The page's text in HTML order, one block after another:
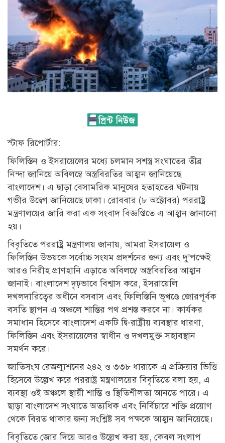
স্টাফ রিপোর্টার:
ফিলিস্তিন ও ইসরায়েলের মধ্যে চলমান সশস্ত্র সংঘাতের তীব্র
নিন্দা জানিয়ে অবিলম্বে অস্ত্রবিরতির আহ্বান জানিয়েছে
বাংলাদেশ। এ ছাড়া বেসামরিক মানুষের হতাহতের ঘটনায়
গভীর উদ্বেগ জানিয়েছে ঢাকা। রোববার (৮ অক্টোবর) পররাষ্ট্র
মন্ত্রণালয়ের জারি করা এক সংবাদ বিজ্ঞপ্তিতে এ আহ্বান জানানো
হয়।
বিবৃতিতে পররাষ্ট্র মন্ত্রণালয় জানায়, আমরা ইসরায়েল ও
ফিলিস্তিন উভয়কে সর্বোচ্চ সংযম প্রদর্শনের জন্য এবং দু’পক্ষেই
আরও নিরীহ প্রাণহানি এড়াতে অবিলম্বে অস্ত্রবিরতির আহ্বান
জানাই। বাংলাদেশ দৃঢ়ভাবে বিশ্বাস করে, ইসরায়েলি
দখলদারিত্বের অধীনে বসবাস এবং ফিলিস্তিনি ভূখণ্ডে জোরপূর্বক
বসতি স্থাপন এ অঞ্চলে শান্তির পথ প্রশস্ত করবে না। কার্যকর
সমাধান হিসেবে বাংলাদেশ একটি দ্বি-রাষ্ট্রীয় ব্যবস্থার ধারণা,
ফিলিস্তিন এবং ইসরায়েলের স্বাধীন ও দখলমুক্ত সহাবস্থান
সমর্থন করে।
জাতিসংঘ রেজল্যুশনের ২৪২ ও ৩৩৮ ধারাকে এ প্রক্রিয়ার ভিত্তি
হিসেবে উল্লেখ করে পররাষ্ট্র মন্ত্রণালয়ের বিবৃতিতে বলা হয়, এ
ব্যবস্থা ওই অঞ্চলে স্থায়ী শান্তি ও স্থিতিশীলতা আনতে পারে। এ
ছাড়া বাংলাদেশ সংঘাতে অত্যধিক এবং নির্বিচারে শক্তি প্রয়োগ
থেকে বিরত থাকার জন্য সংশ্লিষ্ট সব পক্ষকে আহ্বান জানিয়েছে।
বিবৃতিতে জোর দিয়ে আরও উল্লেখ করা হয়, কেবল সংলাপ